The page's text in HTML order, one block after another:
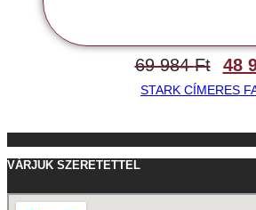
69 984Ft 48
STARK CÍMERES
VÁRJUK SZERETETTEL